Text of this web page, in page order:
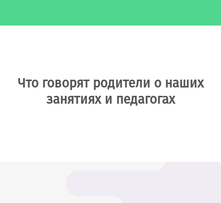
Что говорят родители о наших
занятиях и педагогах